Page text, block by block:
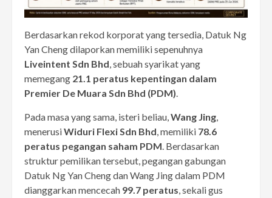
Berdasarkan rekod korporat yang tersedia, Datuk Ng
Yan Cheng dilaporkan memiliki sepenuhnya
Liveintent Sdn Bhd, sebuah syarikat yang
memegang 21.1 peratus kepentingan dalam
Premier De Muara Sdn Bhd (PDM).
Pada masa yang sama, isteri beliau,Wang Jing,
menerusiWiduri Flexi Sdn Bhd, memiliki 78.6
peratus pegangan saham PDM. Berdasarkan
struktur pemilikan tersebut, pegangan gabungan
Datuk Ng Yan Cheng dan Wang Jing dalam PDM
dianggarkan mencecah 99.7 peratus, sekali gus